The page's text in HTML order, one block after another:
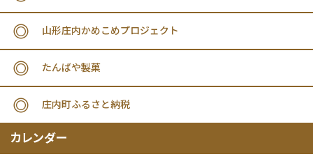
山形庄内かめこめプロジェクト
たんばや製菓
庄内町ふるさと納税
カレンダー